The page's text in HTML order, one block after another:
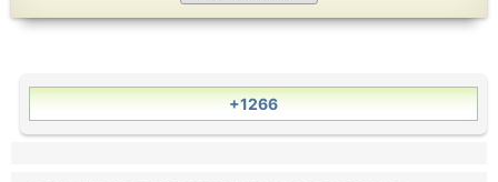
+1266